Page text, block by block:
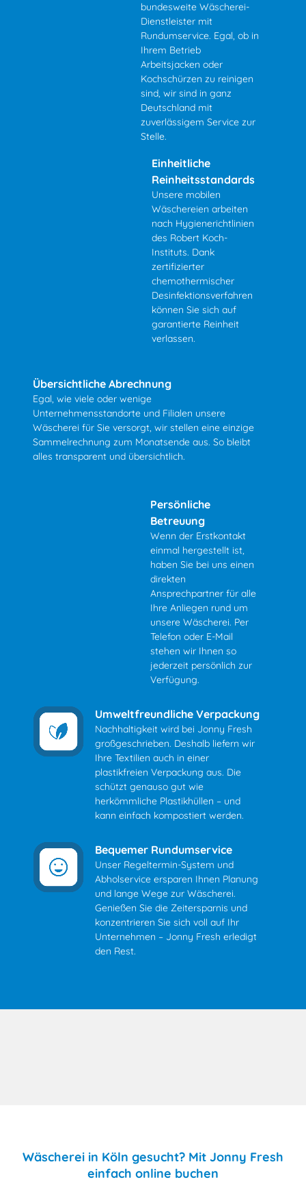
bundesweite Wäscherei-
Dienstleister mit
Rundumservice. Egal, ob in
Ihrem Betrieb
Arbeitsjacken oder
Kochschürzen zu reinigen
sind, wir sind in ganz
Deutschland mit
zuverlässigem Service zur
Stelle.
Einheitliche
Reinheitsstandards
Unsere mobilen
Wäschereien arbeiten
nach Hygienerichtlinien
des Robert Koch-
Instituts. Dank
zertifizierter
chemothermischer
Desinfektionsverfahren
können Sie sich auf
garantierte Reinheit
verlassen.
Übersichtliche Abrechnung
Egal, wie viele oder wenige
Unternehmensstandorte und Filialen unsere
Wäscherei für Sie versorgt, wir stellen eine einzige
Sammelrechnung zum Monatsende aus. So bleibt
alles transparent und übersichtlich.
Persönliche
Betreuung
Wenn der Erstkontakt
einmal hergestellt ist,
haben Sie bei uns einen
direkten
Ansprechpartner für alle
Ihre Anliegen rund um
unsere Wäscherei. Per
Telefon oder E-Mail
stehen wir Ihnen so
jederzeit persönlich zur
Verfügung.
Umweltfreundliche Verpackung
Nachhaltigkeit wird bei Jonny Fresh
großgeschrieben. Deshalb liefern wir
Ihre Textilien auch in einer
plastikfreien Verpackung aus. Die
schützt genauso gut wie
herkömmliche Plastikhüllen – und
kann einfach kompostiert werden.
Bequemer Rundumservice
Unser Regeltermin-System und
Abholservice ersparen Ihnen Planung
und lange Wege zur Wäscherei.
Genießen Sie die Zeitersparnis und
konzentrieren Sie sich voll auf Ihr
Unternehmen – Jonny Fresh erledigt
den Rest.
Wäscherei in Köln gesucht? Mit Jonny Fresh
einfach online buchen